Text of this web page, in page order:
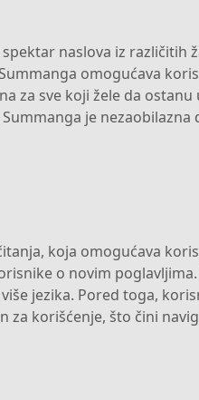
naslova iz različitih
omogućava
za sve koji žele da
je nezaobilazna
koja omogućava
o novim
jezika. Pored toga,
korišćenje, što čini